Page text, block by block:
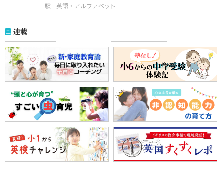
験
英語・アルファベット
連載